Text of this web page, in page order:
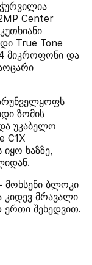
Center
True Tone
4 მიკროფონი და
ზომის
უკაბელო
C1X
ხაზზე,
მოხსენი ბლოკი
კიდევ მრავალი
შეხედვით.